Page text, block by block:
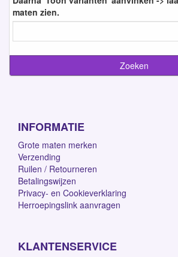
maten zien.
INFORMATIE
Grote maten merken
Verzending
Ruilen / Retourneren
Betalingswijzen
Privacy- en Cookieverklaring
Herroepingslink aanvragen
KLANTENSERVICE